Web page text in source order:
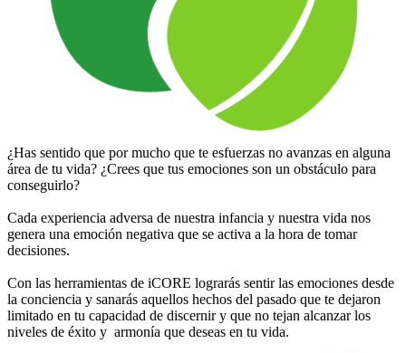
¿Has sentido que por mucho que te esfuerzas no avanzas en alguna
área de tu vida? ¿Crees que tus emociones son un obstáculo para
conseguirlo?
Cada experiencia adversa de nuestra infancia y nuestra vida nos
genera una emoción negativa que se activa a la hora de tomar
decisiones.
Con las herramientas de iCORE lograrás sentir las emociones desde
la conciencia y sanarás aquellos hechos del pasado que te dejaron
limitado en tu capacidad de discernir y que no tejan alcanzar los
niveles de éxito y armonía que deseas en tu vida.